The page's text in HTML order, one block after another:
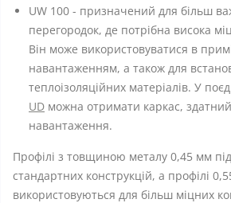
UW 100 - призначений для більш
перегородок, де потрібна висока
Він може використовуватися в
навантаженням, а також для
теплоізоляційних матеріалів. У
UD можна отримати каркас,
навантаження.
Профілі з товщиною металу 0,45 мм
стандартних конструкцій, а профілі
використовуються для більш міцних